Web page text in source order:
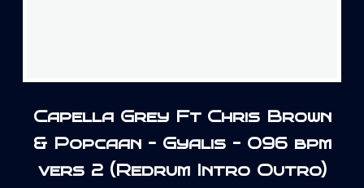
Capella Grey Ft Chris Brown
& Popcaan – Gyalis – 096 bpm
vers 2 (Redrum Intro Outro)